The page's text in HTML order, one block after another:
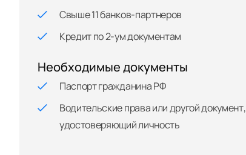
Свыше 11 банков-партнеров
Кредит по 2-ум документам
Необходимые документы
Паспорт гражданина РФ
Водительские права или другой документ,
удостоверяющий личность